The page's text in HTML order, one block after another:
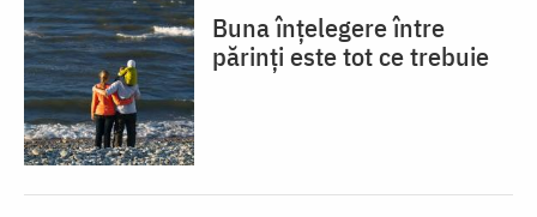
Buna înțelegere între
părinți este tot ce trebuie